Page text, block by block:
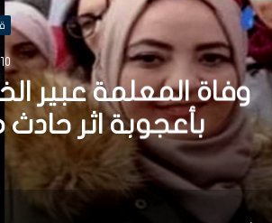
26 سبتمبر
تحيّل عليها بواسطة
7 الاف دينار لمجهول (فيديو)